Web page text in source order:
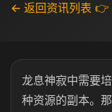
← 返回资讯列表 👉
龙息神寂中需要
种资源的副本。